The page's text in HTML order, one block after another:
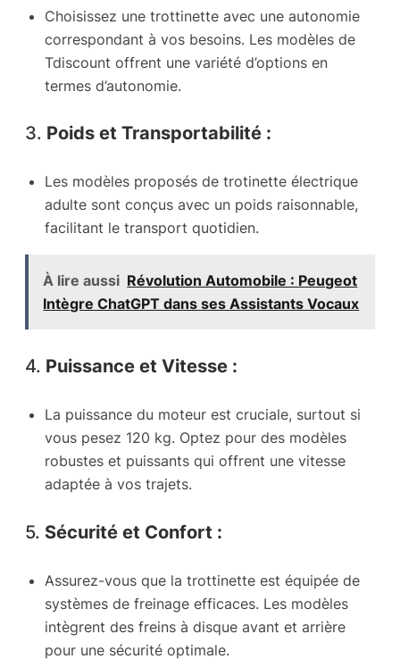
Choisissez une trottinette avec une autonomie
correspondant à vos besoins. Les modèles de
Tdiscount offrent une variété d’options en
termes d’autonomie.
3. Poids et Transportabilité :
Les modèles proposés de trotinette électrique
adulte sont conçus avec un poids raisonnable,
facilitant le transport quotidien.
À lire aussi Révolution Automobile : Peugeot
Intègre ChatGPT dans ses Assistants Vocaux
4. Puissance et Vitesse :
La puissance du moteur est cruciale, surtout si
vous pesez 120 kg. Optez pour des modèles
robustes et puissants qui offrent une vitesse
adaptée à vos trajets.
5. Sécurité et Confort :
Assurez-vous que la trottinette est équipée de
systèmes de freinage efficaces. Les modèles
intègrent des freins à disque avant et arrière
pour une sécurité optimale.